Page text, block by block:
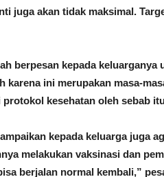
juga akan tidak maksimal.
berpesan kepada
karena ini merupakan masa-
protokol kesehatan oleh sebab
kepada keluarga juga
melakukan vaksinasi dan
berjalan normal kembali,”